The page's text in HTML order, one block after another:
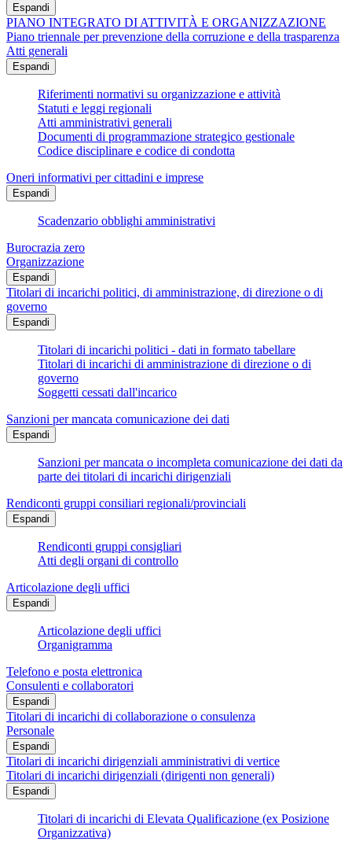
Espandi
PIANO INTEGRATO DI ATTIVITÀ E ORGANIZZAZIONE
Piano triennale per prevenzione della corruzione e della trasparenza
Atti generali
Espandi
Riferimenti normativi su organizzazione e attività
Statuti e leggi regionali
Atti amministrativi generali
Documenti di programmazione strategico gestionale
Codice disciplinare e codice di condotta
Oneri informativi per cittadini e imprese
Espandi
Scadenzario obblighi amministrativi
Burocrazia zero
Organizzazione
Espandi
Titolari di incarichi politici, di amministrazione, di direzione o di
governo
Espandi
Titolari di incarichi politici - dati in formato tabellare
Titolari di incarichi di amministrazione di direzione o di
governo
Soggetti cessati dall'incarico
Sanzioni per mancata comunicazione dei dati
Espandi
Sanzioni per mancata o incompleta comunicazione dei dati da
parte dei titolari di incarichi dirigenziali
Rendiconti gruppi consiliari regionali/provinciali
Espandi
Rendiconti gruppi consigliari
Atti degli organi di controllo
Articolazione degli uffici
Espandi
Articolazione degli uffici
Organigramma
Telefono e posta elettronica
Consulenti e collaboratori
Espandi
Titolari di incarichi di collaborazione o consulenza
Personale
Espandi
Titolari di incarichi dirigenziali amministrativi di vertice
Titolari di incarichi dirigenziali (dirigenti non generali)
Espandi
Titolari di incarichi di Elevata Qualificazione (ex Posizione
Organizzativa)